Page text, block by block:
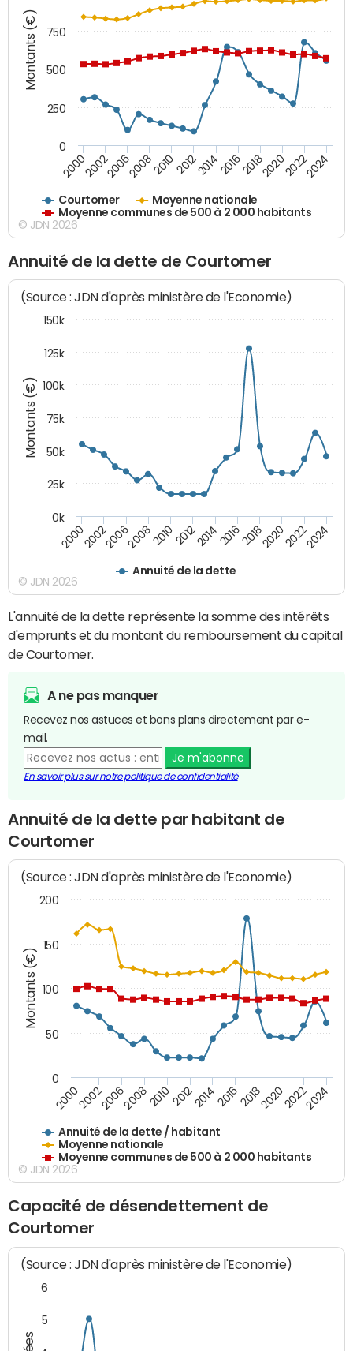
Montants (€)
Courtomer
Moyenne nationale
Moyenne communes de 500 à 2 000 habitants
200020022006200820102012201420162018202020222024
0
250
500
750
© JDN 2026
Annuité de la dette de Courtomer
Montants (€)
(Source : JDN d'après ministère de l'Economie)
Annuité de la dette
200020022006200820102012201420162018202020222024
0k
25k
50k
75k
100k
125k
150k
© JDN 2026
L'annuité de la dette représente la somme des intérêts
d'emprunts et du montant du remboursement du capital
de Courtomer.
A ne pas manquer
Recevez nos astuces et bons plans directement par e-
mail.
Je m'abonne
En savoir plus sur notre politique de confidentialité
Annuité de la dette par habitant de
Courtomer
Montants (€)
(Source : JDN d'après ministère de l'Economie)
Annuité de la dette / habitant
Moyenne nationale
Moyenne communes de 500 à 2 000 habitants
200020022006200820102012201420162018202020222024
0
50
100
150
200
© JDN 2026
Capacité de désendettement de
Courtomer
(Source : JDN d'après ministère de l'Economie)
5
6